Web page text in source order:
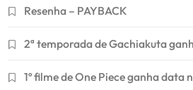
Resenha – PAYBACK
2ª temporada de Gachiakuta
1º filme de One Piece ganha data